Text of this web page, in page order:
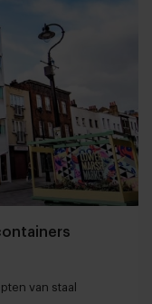
van staal